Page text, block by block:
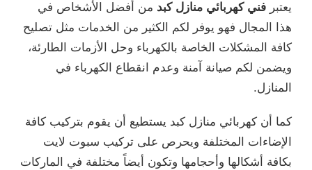
يعتبر فني كهربائي منازل كبد من أفضل الأشخاص في
هذا المجال فهو يوفر لكم الكثير من الخدمات مثل تصليح
كافة المشكلات الخاصة بالكهرباء وحل الأزمات الطارئة،
ويضمن لكم صيانة آمنة وعدم انقطاع الكهرباء في
المنازل.
كما أن كهربائي منازل كبد يستطيع أن يقوم بتركيب كافة
الإضاءات المختلفة ويحرص على تركيب سبوت لايت
بكافة أشكالها وأحجامها وتكون أيضاً مختلفة في الماركات